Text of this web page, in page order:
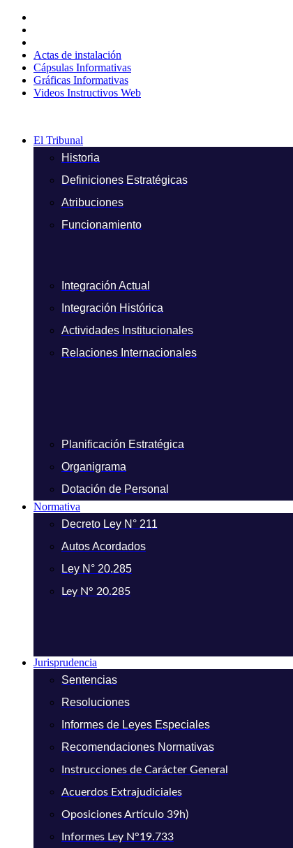
contenido
Actas de instalación
Cápsulas Informativas
Gráficas Informativas
Videos Instructivos Web
El Tribunal
Historia
Definiciones Estratégicas
Atribuciones
Funcionamiento
Integración Actual
Integración Histórica
Actividades Institucionales
Relaciones Internacionales
Planificación Estratégica
Organigrama
Dotación de Personal
Normativa
Decreto Ley N° 211
Autos Acordados
Ley N° 20.285
Ley N° 20.285
Jurisprudencia
Sentencias
Resoluciones
Informes de Leyes Especiales
Recomendaciones Normativas
Instrucciones de Carácter General
Acuerdos Extrajudiciales
Oposiciones Artículo 39h)
Informes Ley N°19.733